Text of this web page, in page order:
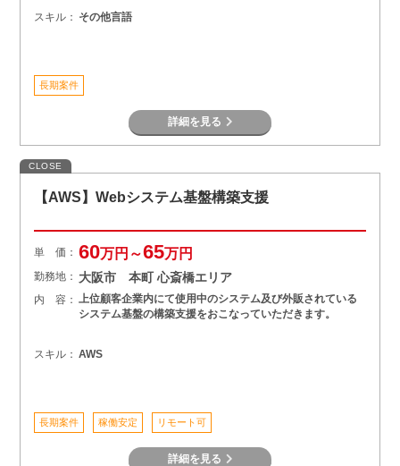
スキル： その他言語
長期案件
詳細を見る
CLOSE
【AWS】Webシステム基盤構築支援
単 価： 60万円～65万円
勤務地： 大阪市 本町 心斎橋エリア
内 容：
上位顧客企業内にて使用中のシステム及び外販されている
システム基盤の構築支援をおこなっていただきます。
スキル： AWS
長期案件 稼働安定 リモート可
詳細を見る